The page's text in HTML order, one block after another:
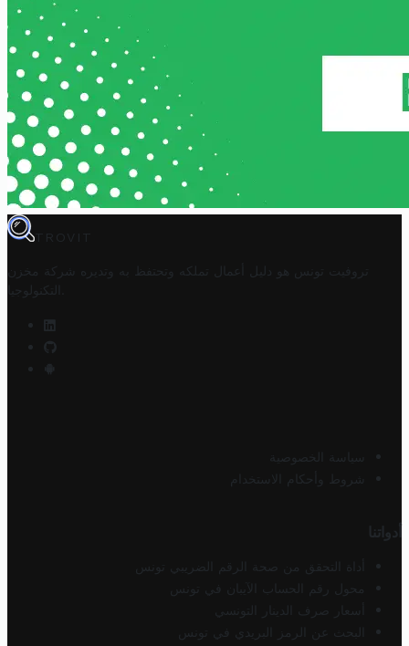
TROVIT
تروفيت تونس هو دليل أعمال تملكه وتحتفظ به وتديره
شركة مخزن
التكنولوجيا
سياسة الخصوصية
شروط وأحكام الاستخدام
أدواتنا
أداة التحقق من صحة الرقم الضريبي تونس
محول رقم الحساب الآيبان في تونس
أسعار صرف الدينار التونسي
البحث عن الرمز البريدي في تونس